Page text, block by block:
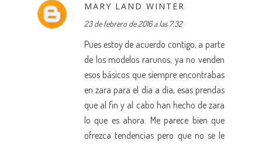
MARY LAND WINTER
23 de febrero de 2016 a las 7:32
Pues estoy de acuerdo contigo, a parte
de los modelos rarunos, ya no venden
esos básicos que siempre encontrabas
en zara para el día a día, esas prendas
que al fin y al cabo han hecho de zara
lo que es ahora. Me parece bien que
ofrezca tendencias pero que no se le